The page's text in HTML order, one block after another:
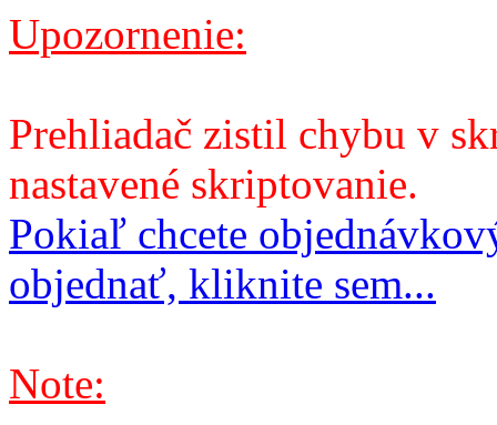
Upozornenie:
Prehliadač zistil chybu v
nastavené skriptovanie.
Pokiaľ chcete
objednať, kliknite sem...
Note: